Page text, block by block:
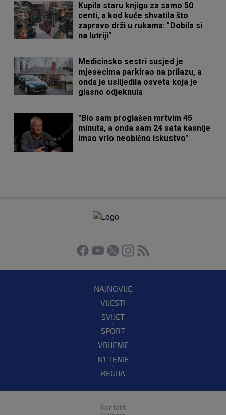
Kupila staru knjigu za samo 50
centi, a kod kuće shvatila što
zapravo drži u rukama: "Dobila si
na lutriji"
Medicinsko sestri susjed je
mjesecima parkirao na prilazu, a
onda je uslijedila osveta koja je
glasno odjeknula
"Bio sam proglašen mrtvim 45
minuta, a onda sam 24 sata kasnije
imao vrlo neobično iskustvo"
NAJNOVIJE
VIJESTI
SVIJET
SPORT
VRIJEME
N1 TEME
REGIJA
Kontakt